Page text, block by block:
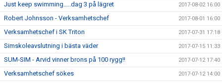
Just keep swimming.....dag 3 på lägret 2017-08-02 16:00
Robert Johnsson - Verksamhetschef 2017-08-01 16:00
Verksamhetschef i SK Triton 2017-07-31 17:18
Simskoleavslutning i bästa väder 2017-07-15 11:33
SUM-SIM - Arvid vinner brons på 100 rygg!! 2017-07-12 17:40
Verksamhetschef sökes 2017-07-12 14:00